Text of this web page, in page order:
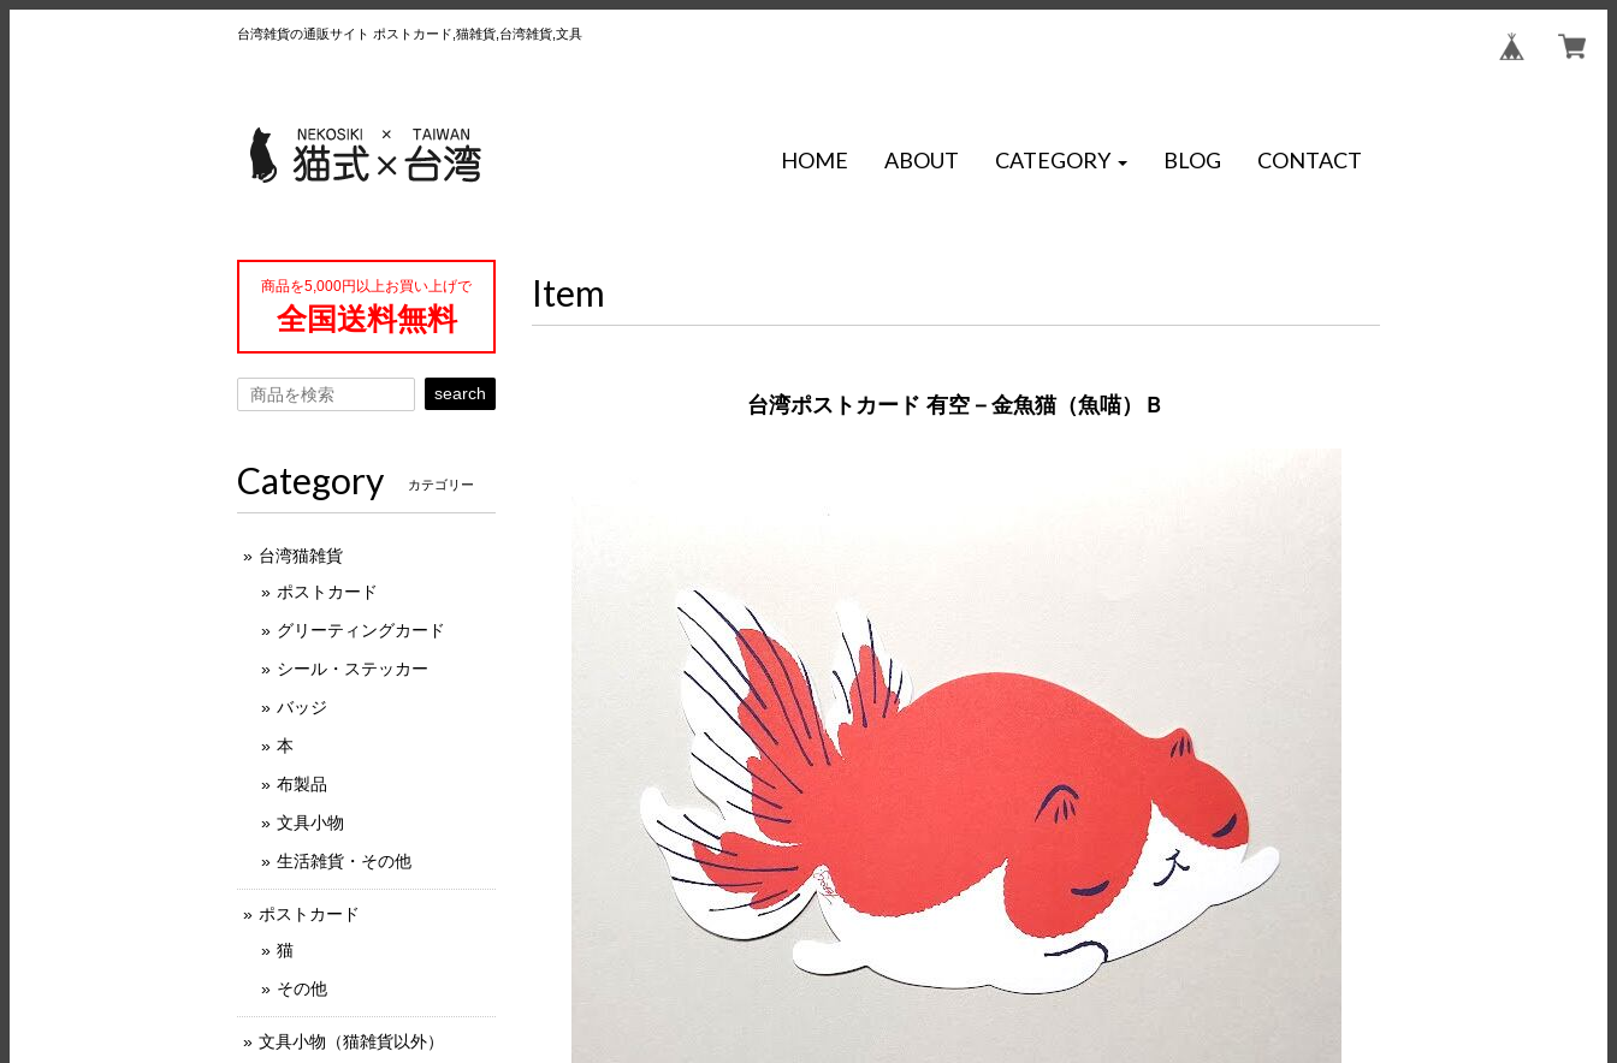
台湾雑貨の通販サイト ポストカード,猫雑貨,台湾雑貨,文具
HOME ABOUT CATEGORY BLOG CONTACT
Item
台湾ポストカード 有空－金魚猫（魚喵）Ｂ
商品を5,000円以上お買い上げで
全国送料無料
search
Category カテゴリー
台湾猫雑貨
ポストカード
グリーティングカード
シール・ステッカー
バッジ
本
布製品
文具小物
生活雑貨・その他
ポストカード
猫
その他
文具小物（猫雑貨以外）